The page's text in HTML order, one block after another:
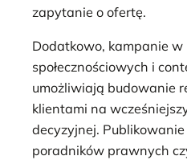
zapytanie o ofertę.
Dodatkowo, kampanie w
społecznościowych i
umożliwiają budowanie
klientami na
decyzyjnej.
poradników prawnych